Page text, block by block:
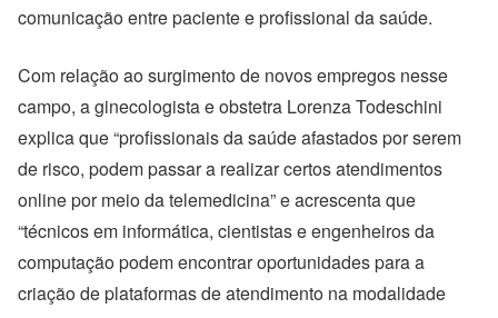
comunicação entre paciente e profissional da saúde.
Com relação ao surgimento de novos empregos nesse
campo, a ginecologista e obstetra Lorenza Todeschini
explica que “profissionais da saúde afastados por serem
de risco, podem passar a realizar certos atendimentos
online por meio da telemedicina” e acrescenta que
“técnicos em informática, cientistas e engenheiros da
computação podem encontrar oportunidades para a
criação de plataformas de atendimento na modalidade